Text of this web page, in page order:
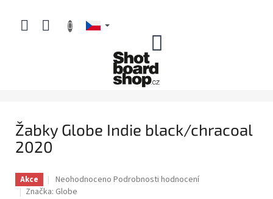
obsah
Žabky Globe Indie black/chracoal
2020
Akce
Průměrné
hodnocení
Neohodnoceno Podrobnosti hodnocení
Značka: Globe